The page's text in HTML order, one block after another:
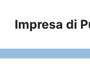
contenuto
Impresa di